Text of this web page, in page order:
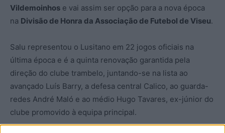
Vildemoinhos e vai assim ser opção para a nova época
na Divisão de Honra da Associação de Futebol de Viseu.
Salu representou o Lusitano em 22 jogos oficiais na
última época e é a quinta renovação garantida pela
direção do clube trambelo, juntando-se na lista ao
avançado Luís Barry, a defesa central Calico, ao guarda-
redes André Maló e ao médio Hugo Tavares, ex-júnior do
clube promovido à equipa principal.